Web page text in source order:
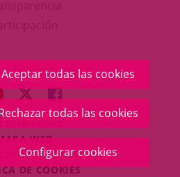
Aceptar todas las cookies
todas las cookies
Configurar cookies
una
ventana
nueva.
externa.
del Ayuntamiento
ENLACE
A
UNA
APLICACIÓN
EXTERNA.
ENLACE
A
UNA
APLICACIÓN
EXTERNA.
ENLACE
A
UNA
APLICACIÓN
EXTERNA.
WEB
LEGALES
DE COOKIES